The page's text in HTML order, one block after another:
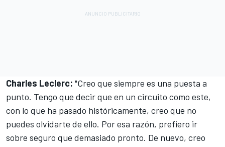
Charles Leclerc: "Creo que siempre es una puesta a
punto. Tengo que decir que en un circuito como este,
con lo que ha pasado históricamente, creo que no
puedes olvidarte de ello. Por esa razón, prefiero ir
sobre seguro que demasiado pronto. De nuevo, creo